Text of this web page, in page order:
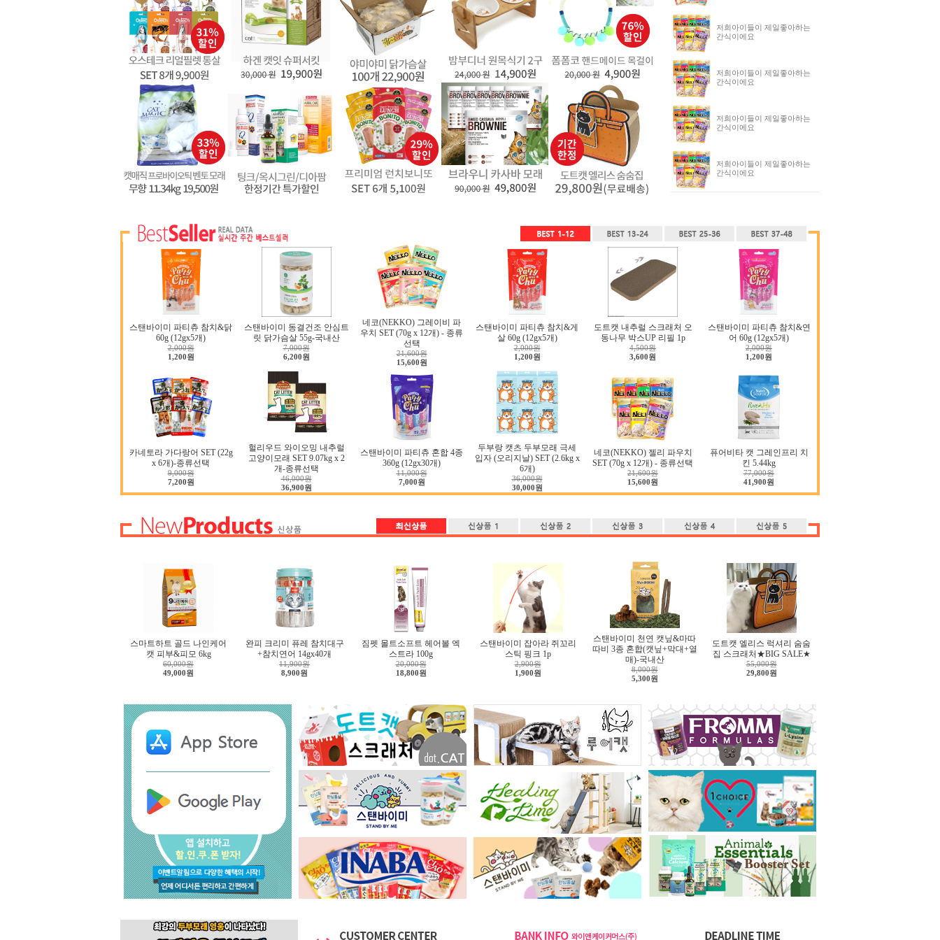
저희아이들이 제일좋아하는
간식이에요
저희아이들이 제일좋아하는
간식이에요
저희아이들이 제일좋아하는
간식이에요
저희아이들이 제일좋아하는
간식이에요
스탠바이미 파티츄 참치&닭
60g (12gx5개)
2,000원
1,200원
스탠바이미 동결건조 안심트
릿 닭가슴살 55g-국내산
7,000원
6,200원
네코(NEKKO) 그레이비 파
우치 SET (70g x 12개) - 종류
선택
21,600원
15,600원
스탠바이미 파티츄 참치&게
살 60g (12gx5개)
2,000원
1,200원
도트캣 내추럴 스크래처 오
동나무 박스UP 리필 1p
4,500원
3,600원
스탠바이미 파티츄 참치&연
어 60g (12gx5개)
2,000원
1,200원
카네토라 가다랑어 SET (22g
x 6개)-종류선택
9,000원
7,200원
헐리우드 와이오밍 내추럴
고양이모래 SET 9.07kg x 2
개-종류선택
46,000원
36,900원
스탠바이미 파티츄 혼합 4종
360g (12gx30개)
11,000원
7,000원
두부랑 캣츠 두부모래 극세
입자 (오리지날) SET (2.6kg x
6개)
36,000원
30,000원
네코(NEKKO) 젤리 파우치
SET (70g x 12개) - 종류선택
21,600원
15,600원
퓨어비타 캣 그레인프리 치
킨 5.44kg
77,000원
41,900원
스마트하트 골드 나인케어
캣 피부&피모 6kg
60,000원
49,000원
완피 크리미 퓨레 참치대구
+참치연어 14gx40개
11,900원
8,900원
짐펫 몰트소프트 헤어볼 엑
스트라 100g
20,000원
18,800원
스탠바이미 잡아라 쥐꼬리
스틱 핑크 1p
2,900원
1,900원
스탠바이미 천연 캣닢&마따
따비 3종 혼합(캣닢+막대+열
매)-국내산
8,000원
5,300원
도트캣 엘리스 럭셔리 숨숨
집 스크래처★BIG SALE★
55,000원
29,800원